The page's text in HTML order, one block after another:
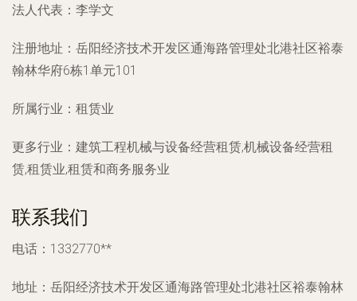
法人代表： 李学文
注册地址： 岳阳经济技术开发区通海路管理处北港社区裕泰
翰林华府6栋1单元101
所属行业： 租赁业
更多行业： 建筑工程机械与设备经营租赁,机械设备经营租
赁,租赁业,租赁和商务服务业
联系我们
电话：1332770**
地址：岳阳经济技术开发区通海路管理处北港社区裕泰翰林